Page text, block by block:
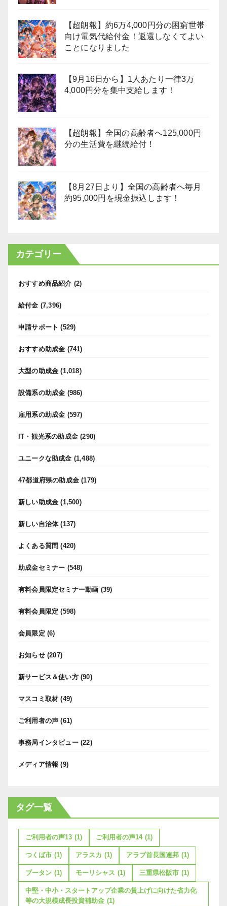
【超朗報】約6万4,000円分の困窮世帯
向け電気代給付金！返還しなくてよい
ことになりました
【9月16日から】1人あたり一律3万
4,000円分を集中支給します！
【超朗報】全国の高齢者へ125,000円
分の生活費を継続給付！
【8月27日より】全国の高齢者へ毎月
約95,000円を現金振込します！
カテゴリー
おすすめ商品紹介 (2)
給付金 (7,396)
申請サポート (529)
おすすめ助成金 (741)
大型の助成金 (1,018)
設備系の助成金 (986)
雇用系の助成金 (597)
IT・観光系の助成金 (290)
ユニークな助成金 (1,488)
47都道府県の助成金 (179)
新しい助成金 (1,500)
新しい自治体(137)
よくある質問 (420)
助成金セミナー (548)
有料会員限定セミナー動画 (39)
有料会員限定 (598)
会員限定 (6)
お知らせ(207)
新サービス＆使い方(90)
マスコミ取材 (49)
ご利用者の声 (61)
事務局インタビュー(22)
メディア情報 (9)
タグ一覧
ご利用者の声13 (1) ご利用者の声14 (1)
つくば市 (1) アラスカ (1) アラブ首長国連邦 (1)
ブータン (1) モーリシャス (1) 三重県松阪市 (1)
中堅・中小・スタートアップ企業の賃上げに向けた省力化
等の大規模成長投資補助金 (1)